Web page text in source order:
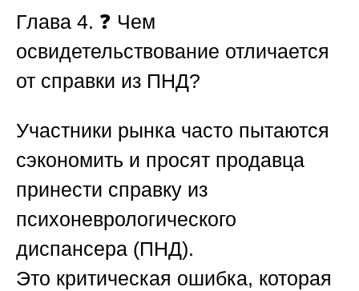
Глава 4. ❓ Чем
освидетельствование отличается
от справки из ПНД?
Участники рынка часто пытаются
сэкономить и просят продавца
принести справку из
психоневрологического
диспансера (ПНД).
Это критическая ошибка, которая